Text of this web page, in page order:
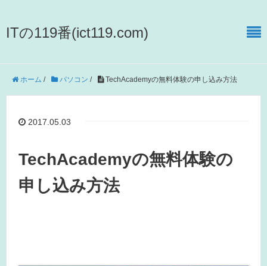
ITの119番(ict119.com)
ホーム / パソコン / TechAcademyの無料体験の申し込み方法
2017.05.03
TechAcademyの無料体験の
申し込み方法